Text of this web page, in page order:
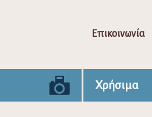
Επικοινωνία
Χρήσιμα